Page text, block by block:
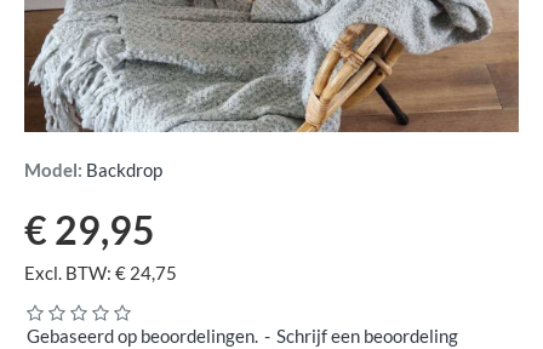
Model: Backdrop
Gebaseerd op beoordelingen. - Schrijf een beoordeling
€ 29,95
Excl. BTW: € 24,75